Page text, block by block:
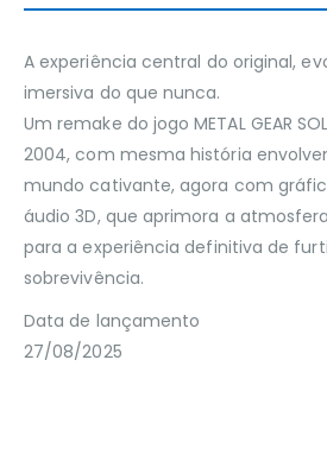
A experiência central do original,
imersiva do que nunca.
Um remake do jogo METAL GEAR
2004, com mesma história
mundo cativante, agora com
áudio 3D, que aprimora a
para a experiência definitiva de
sobrevivência.
Data de lançamento
27/08/2025